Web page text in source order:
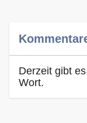
Derzeit gibt
Wort.